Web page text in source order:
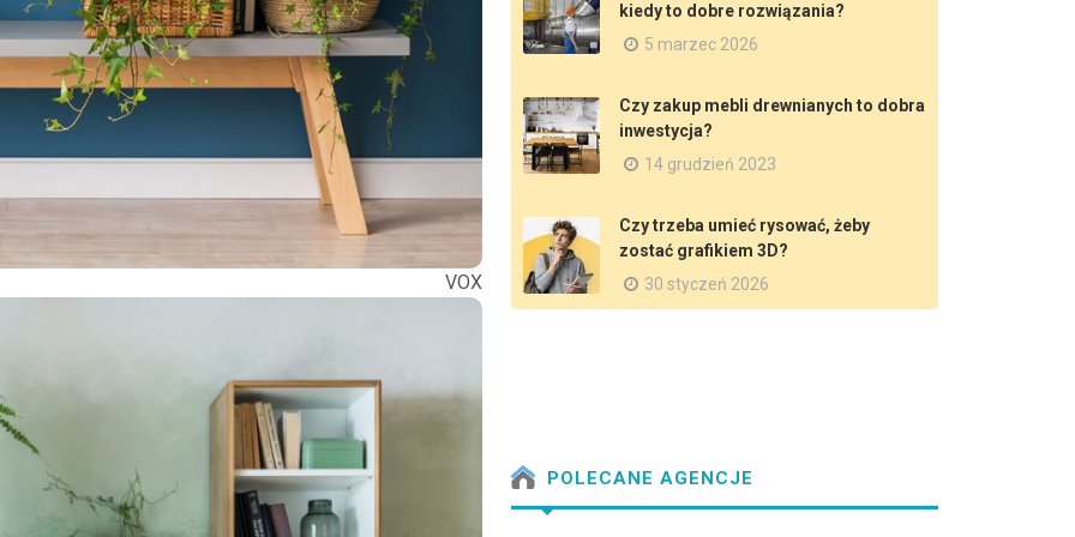
VOX
kiedy to dobre rozwiązania?
5 marzec 2026
Czy zakup mebli drewnianych to dobra
inwestycja?
14 grudzień 2023
Czy trzeba umieć rysować, żeby
zostać grafikiem 3D?
30 styczeń 2026
POLECANE AGENCJE